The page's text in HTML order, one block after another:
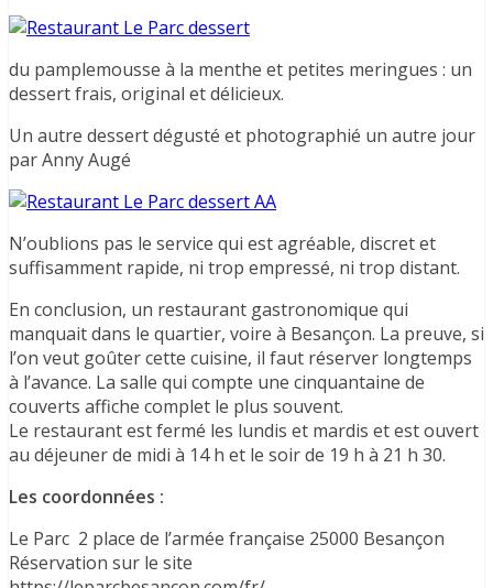
du pamplemousse à la menthe et petites meringues : un
dessert frais, original et délicieux.
Un autre dessert dégusté et photographié un autre jour
par Anny Augé
N’oublions pas le service qui est agréable, discret et
suffisamment rapide, ni trop empressé, ni trop distant.
En conclusion, un restaurant gastronomique qui
manquait dans le quartier, voire à Besançon. La preuve, si
l’on veut goûter cette cuisine, il faut réserver longtemps
à l’avance. La salle qui compte une cinquantaine de
couverts affiche complet le plus souvent.
Le restaurant est fermé les lundis et mardis et est ouvert
au déjeuner de midi à 14 h et le soir de 19 h à 21 h 30.
Les coordonnées :
Le Parc 2 place de l’armée française 25000 Besançon
Réservation sur le site